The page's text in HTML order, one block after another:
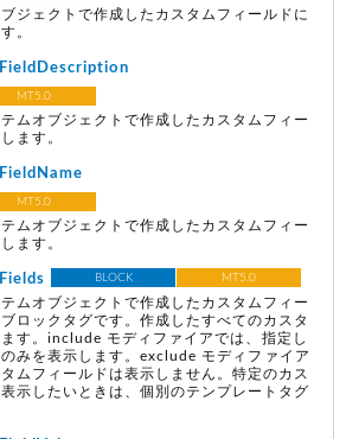
ジェクトで作成したカスタムフィールドに
。
MT5.0
ムオブジェクトで作成したカスタムフィー
ます。
MT5.0
ムオブジェクトで作成したカスタムフィー
ます。
BLOCK MT5.0
ムオブジェクトで作成したカスタムフィー
ロックタグです。作成したすべてのカスタ
す。include モディファイアでは、指定し
みを表示します。exclude モディファイア
ムフィールドは表示しません。特定のカス
示したいときは、個別のテンプレートタグ